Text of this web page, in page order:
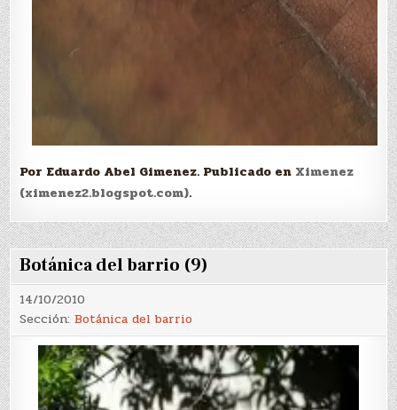
Por Eduardo Abel Gimenez. Publicado en Ximenez
(ximenez2.blogspot.com).
Botánica del barrio (9)
14/10/2010
Sección:Botánica del barrio